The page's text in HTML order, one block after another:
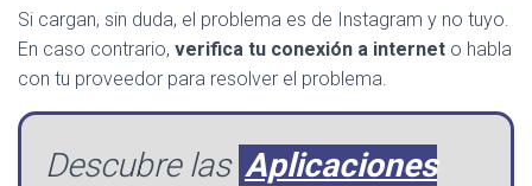
Si cargan, sin duda, el problema es de Instagram y no tuyo.
En caso contrario, verifica tu conexión a internet o habla
con tu proveedor para resolver el problema.
Descubre las Aplicaciones